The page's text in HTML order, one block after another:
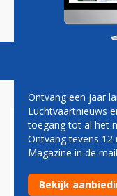
Magazine
TEGEN
Ontvang een jaar
Luchtvaartnieuws
toegang tot al het
Ontvang tevens
Magazine in de
Bekijk